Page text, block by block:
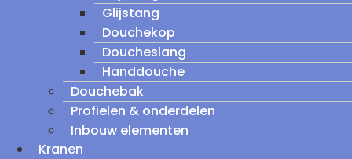
Glijstang
Douchekop
Doucheslang
Handdouche
Douchebak
Profielen & onderdelen
Inbouw elementen
Kranen